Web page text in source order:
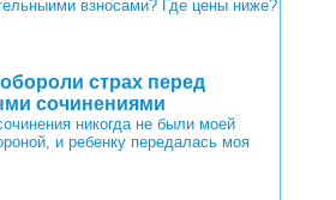
взносами? Где цены ниже?
страх перед
сочинениями
никогда не были моей
и ребенку передалась моя